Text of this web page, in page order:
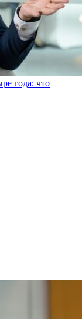
года: что